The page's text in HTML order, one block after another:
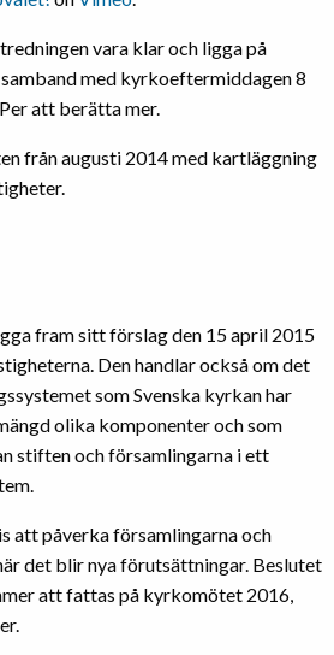
vara klar och ligga på
med kyrkoeftermiddagen 8
att berätta mer.
från augusti 2014 med kartläggning
fram sitt förslag den 15 april 2015
Den handlar också om det
som Svenska kyrkan har
olika komponenter och som
stiften och församlingarna i ett
att påverka församlingarna och
det blir nya förutsättningar. Beslutet
att fattas på kyrkomötet 2016,